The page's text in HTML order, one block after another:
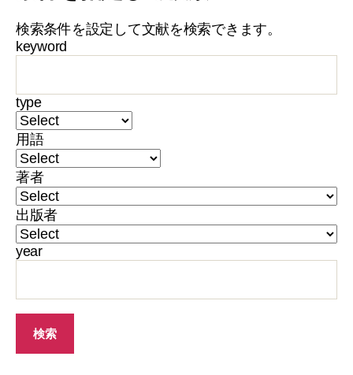
検索条件を設定して文献を検索できます。
keyword
type
用語
著者
出版者
year